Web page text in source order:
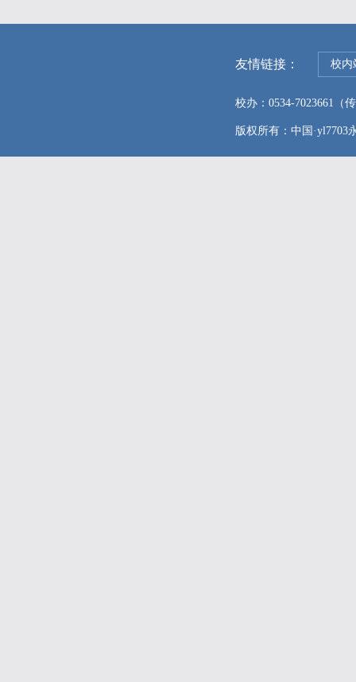
友情链接： 校内
校办：0534-7023661（
版权所有：中国·yl7703